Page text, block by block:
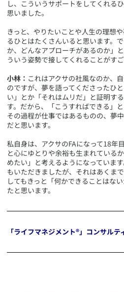
し、こういうサポートをしてくれる
思いました。
きっと、やりたいことや人生の理想
るひとはたくさんいると思います。
か、どんなアプローチがあるのか」
ういう姿勢で接してくれることがす
小林： これはアクサの社風なのか、
のですが、夢を語ってくださったひ
い」とか「それはムリだ」と証明す
す。だから、「こうすればできる」
その過程が仕事ではあるものの、夢
だと思います。
私自身は、アクサのFAになって18年
と心にゆとりや余裕も生まれている
めたい」と考えるようになっていま
もいただきましたが、それはあくま
してもきっと「何かできることはな
たと思います。
「ライフマネジメント®」コンサル